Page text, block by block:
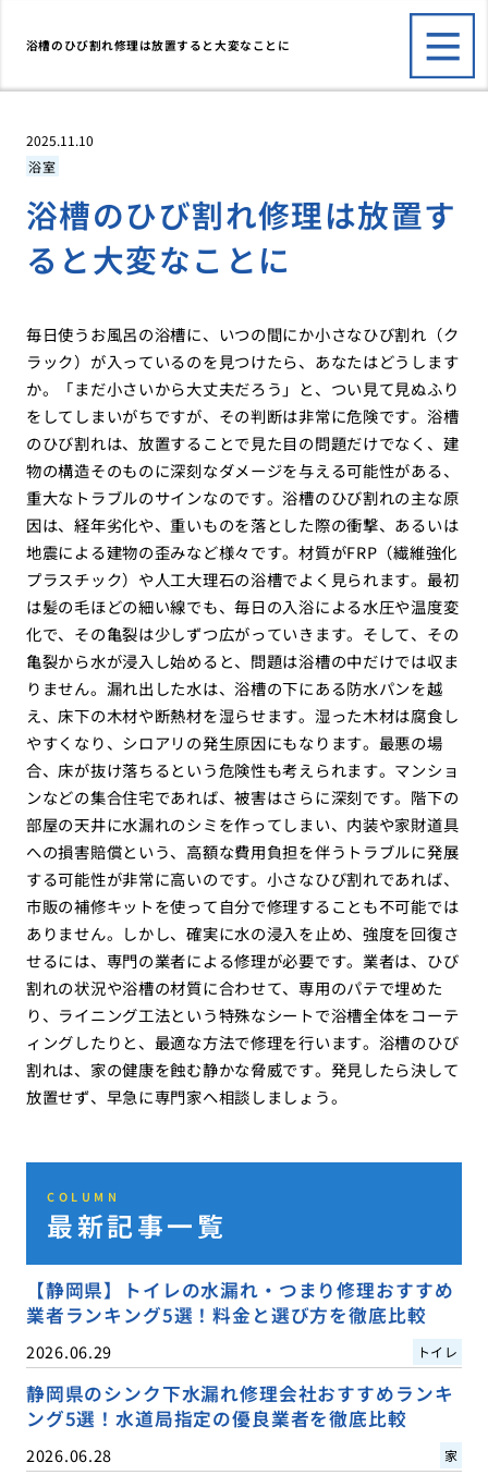
浴槽のひび割れ修理は放置すると大変なことに
2025.11.10
浴室
浴槽のひび割れ修理は放置す
ると大変なことに
毎日使うお風呂の浴槽に、いつの間にか小さなひび割れ（ク
ラック）が入っているのを見つけたら、あなたはどうします
か。「まだ小さいから大丈夫だろう」と、つい見て見ぬふり
をしてしまいがちですが、その判断は非常に危険です。浴槽
のひび割れは、放置することで見た目の問題だけでなく、建
物の構造そのものに深刻なダメージを与える可能性がある、
重大なトラブルのサインなのです。浴槽のひび割れの主な原
因は、経年劣化や、重いものを落とした際の衝撃、あるいは
地震による建物の歪みなど様々です。材質がFRP（繊維強化
プラスチック）や人工大理石の浴槽でよく見られます。最初
は髪の毛ほどの細い線でも、毎日の入浴による水圧や温度変
化で、その亀裂は少しずつ広がっていきます。そして、その
亀裂から水が浸入し始めると、問題は浴槽の中だけでは収ま
りません。漏れ出した水は、浴槽の下にある防水パンを越
え、床下の木材や断熱材を湿らせます。湿った木材は腐食し
やすくなり、シロアリの発生原因にもなります。最悪の場
合、床が抜け落ちるという危険性も考えられます。マンショ
ンなどの集合住宅であれば、被害はさらに深刻です。階下の
部屋の天井に水漏れのシミを作ってしまい、内装や家財道具
への損害賠償という、高額な費用負担を伴うトラブルに発展
する可能性が非常に高いのです。小さなひび割れであれば、
市販の補修キットを使って自分で修理することも不可能では
ありません。しかし、確実に水の浸入を止め、強度を回復さ
せるには、専門の業者による修理が必要です。業者は、ひび
割れの状況や浴槽の材質に合わせて、専用のパテで埋めた
り、ライニング工法という特殊なシートで浴槽全体をコーテ
ィングしたりと、最適な方法で修理を行います。浴槽のひび
割れは、家の健康を蝕む静かな脅威です。発見したら決して
放置せず、早急に専門家へ相談しましょう。
COLUMN
最新記事一覧
【静岡県】トイレの水漏れ・つまり修理おすすめ
業者ランキング5選！料金と選び方を徹底比較
2026.06.29 トイレ
静岡県のシンク下水漏れ修理会社おすすめランキ
ング5選！水道局指定の優良業者を徹底比較
2026.06.28 家